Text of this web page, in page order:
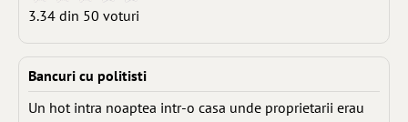
3.34 din 50 voturi
Bancuri cu politisti
Un hot intra noaptea intr-o casa unde proprietarii erau